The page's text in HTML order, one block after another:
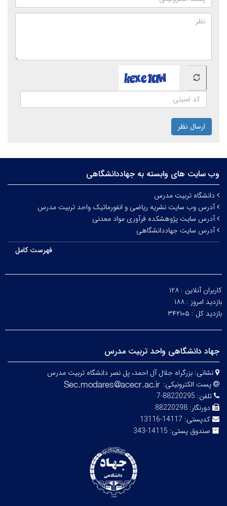
ارسال نظر
وب سایت های وابسته به جهاددانشگاهی
دانشگاه تربیت مدرس
آدرس وب سایت نشریه ریاضی و انفورماتیک واحد تربیت مدرس
آدرس سایت پژوهشکده فرآوری مواد معدنی
آدرس سایت جهاددانشگاهی
فهرست کامل
کاربران آنلاین : ۱۲۸
بازدید امروز : ۱۸۸
بازدید کل : ۳۴۲۱۰۵
جهاد دانشگاهی واحد تربیت مدرس
نشانی: بزرگراه جلال آل احمد، پل نصر دانشگاه تربیت مدرس
پست الکترونیکی:
تلفن: 88220295-7
دورنگار: 88220298
کدپستی: 14117-13116
صندوق پستی: 14115-343